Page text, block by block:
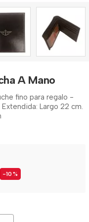
A Mano
fino para regalo -
Extendida: Largo 22 cm.
-10 %